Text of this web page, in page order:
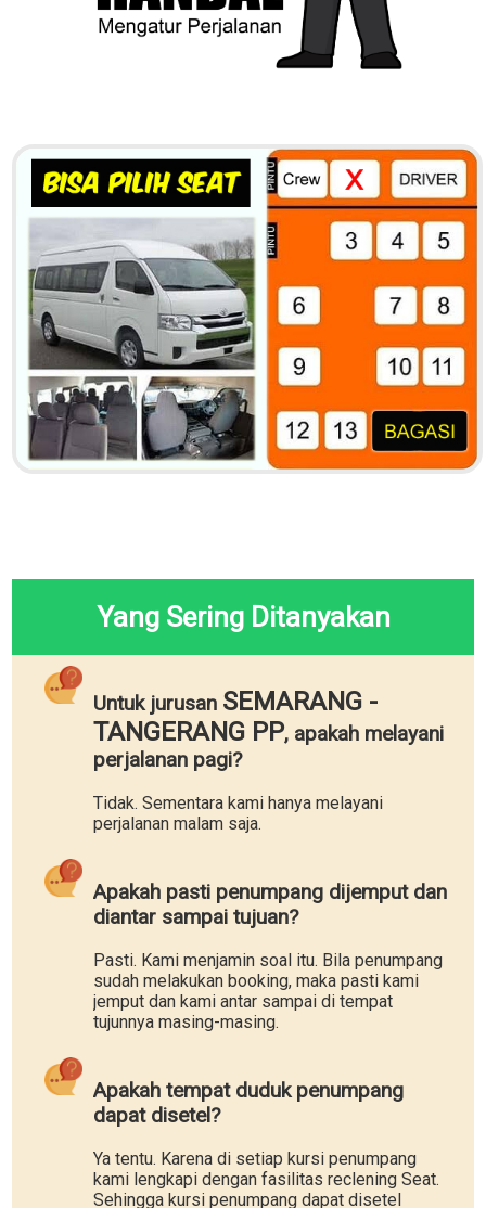
Yang Sering Ditanyakan
Untuk jurusan SEMARANG -
TANGERANG PP, apakah melayani
perjalanan pagi?
Tidak. Sementara kami hanya melayani
perjalanan malam saja.
Apakah pasti penumpang dijemput dan
diantar sampai tujuan?
Pasti. Kami menjamin soal itu. Bila penumpang
sudah melakukan booking, maka pasti kami
jemput dan kami antar sampai di tempat
tujunnya masing-masing.
Apakah tempat duduk penumpang
dapat disetel?
Ya tentu. Karena di setiap kursi penumpang
kami lengkapi dengan fasilitas reclening Seat.
Sehingga kursi penumpang dapat disetel